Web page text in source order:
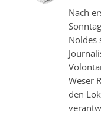
Nach
Noldes
Weser
den